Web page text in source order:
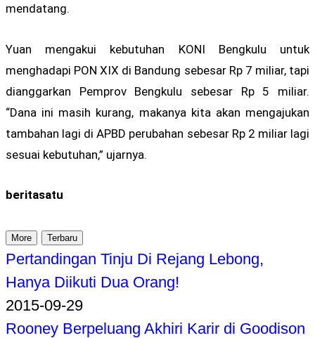
mendatang.
Yuan mengakui kebutuhan KONI Bengkulu untuk
menghadapi PON XIX di Bandung sebesar Rp 7 miliar, tapi
dianggarkan Pemprov Bengkulu sebesar Rp 5 miliar.
“Dana ini masih kurang, makanya kita akan mengajukan
tambahan lagi di APBD perubahan sebesar Rp 2 miliar lagi
sesuai kebutuhan,” ujarnya.
beritasatu
More Terbaru
Pertandingan Tinju Di Rejang Lebong,
Hanya Diikuti Dua Orang!
2015-09-29
Rooney Berpeluang Akhiri Karir di Goodison